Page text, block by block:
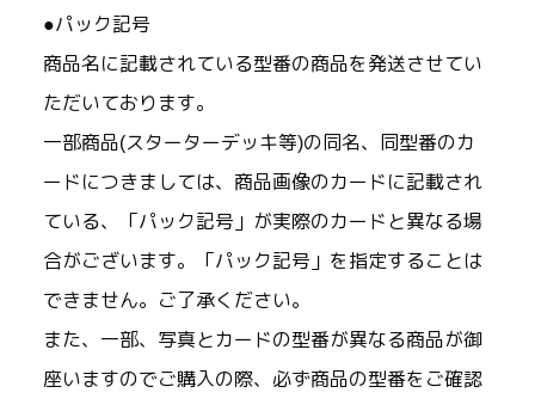
●パック記号
商品名に記載されている型番の商品を発送させてい
ただいております。
一部商品(スターターデッキ等)の同名、同型番のカ
ードにつきましては、商品画像のカードに記載され
ている、「パック記号」が実際のカードと異なる場
合がございます。「パック記号」を指定することは
できません。ご了承ください。
また、一部、写真とカードの型番が異なる商品が御
座いますのでご購入の際、必ず商品の型番をご確認